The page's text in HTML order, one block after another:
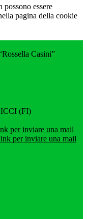
essere
pagina della cookie
Casini”
(FI)
per inviare una mail
per inviare una mail